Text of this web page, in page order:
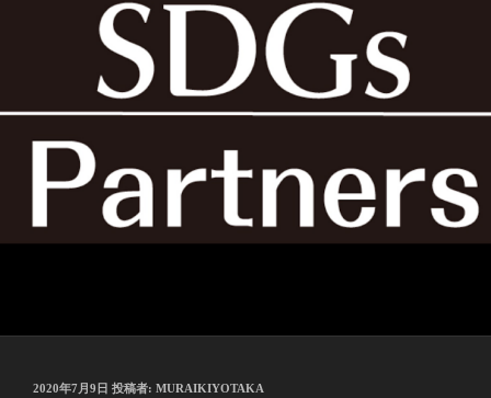
投
2020年7月9日 投稿者: MURAIKIYOTAKA